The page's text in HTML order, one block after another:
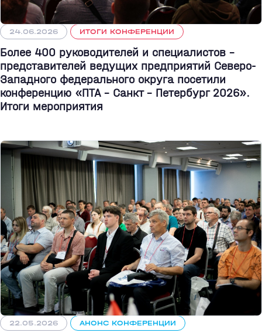
24.06.2026 ИТОГИ КОНФЕРЕНЦИИ
Более 400 руководителей и специалистов –
представителей ведущих предприятий Северо-
Западного федерального округа посетили
конференцию «ПТА – Санкт - Петербург 2026».
Итоги мероприятия
22.05.2026 АНОНС КОНФЕРЕНЦИИ